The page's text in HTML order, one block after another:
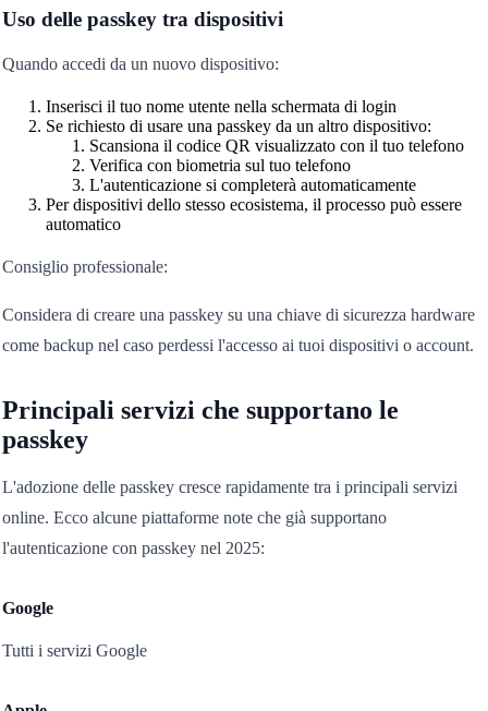
Uso delle passkey tra dispositivi
Quando accedi da un nuovo dispositivo:
Inserisci il tuo nome utente nella schermata di login
Se richiesto di usare una passkey da un altro dispositivo:
Scansiona il codice QR visualizzato con il tuo telefono
Verifica con biometria sul tuo telefono
L'autenticazione si completerà automaticamente
Per dispositivi dello stesso ecosistema, il processo può essere
automatico
Consiglio professionale:
Considera di creare una passkey su una chiave di sicurezza hardware
come backup nel caso perdessi l'accesso ai tuoi dispositivi o account.
Principali servizi che supportano le
passkey
L'adozione delle passkey cresce rapidamente tra i principali servizi
online. Ecco alcune piattaforme note che già supportano
l'autenticazione con passkey nel 2025:
Google
Tutti i servizi Google